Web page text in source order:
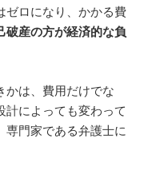
ゼロになり、かかる費
破産の方が経済的な負
かは、費用だけでな
計によっても変わって
専門家である弁護士に